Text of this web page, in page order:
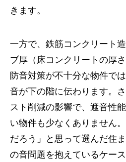
きます。
一方で、鉄筋コンクリート
ブ厚（床コンクリートの厚
防音対策が不十分な物件で
音が下の階に伝わります。
スト削減の影響で、遮音性
い物件も少なくありません
だろう」と思って選んだ住
の音問題を抱えているケー